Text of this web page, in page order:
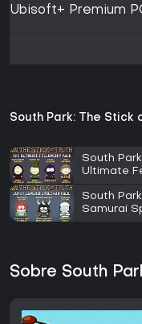
Ubisoft+ Premium
South Park: The Stick
South
Ultimate
South
Samurai
Sobre South